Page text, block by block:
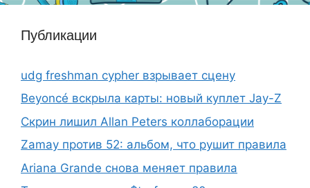
Публикации
udg freshman cypher взрывает сцену
Beyoncé вскрыла карты: новый куплет Jay-Z
Скрин лишил Allan Peters коллаборации
Zamay против 52: альбом, что рушит правила
Ariana Grande снова меняет правила